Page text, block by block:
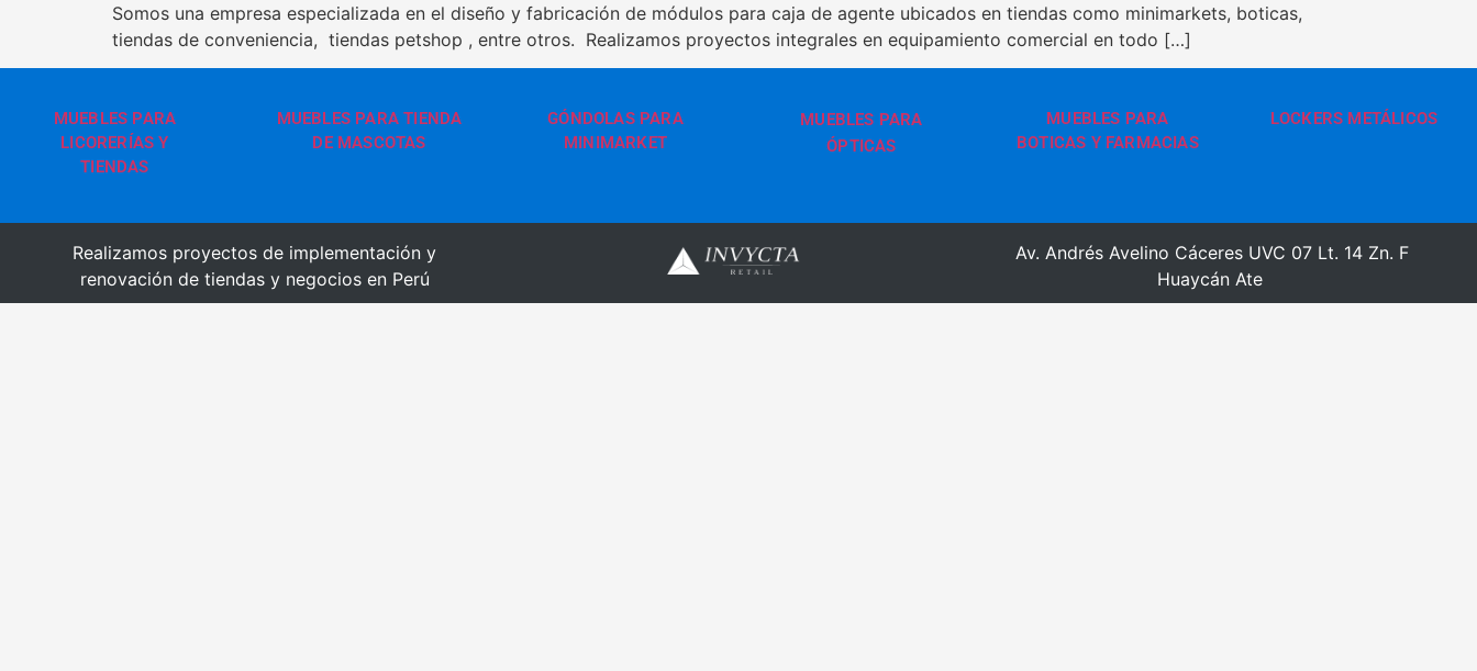
Somos una empresa especializada en el diseño y fabricación de módulos para caja de agente ubicados en tiendas como minimarkets, boticas,
tiendas de conveniencia, tiendas petshop , entre otros. Realizamos proyectos integrales en equipamiento comercial en todo […]
MUEBLES PARA
LICORERÍAS Y
TIENDAS
MUEBLES PARA TIENDA
DE MASCOTAS
GÓNDOLAS PARA
MINIMARKET
MUEBLES PARA
ÓPTICAS
MUEBLES PARA
BOTICAS Y FARMACIAS
LOCKERS METÁLICOS
Realizamos proyectos de implementación y
renovación de tiendas y negocios en Perú
Av. Andrés Avelino Cáceres UVC 07 Lt. 14 Zn. F
Huaycán Ate